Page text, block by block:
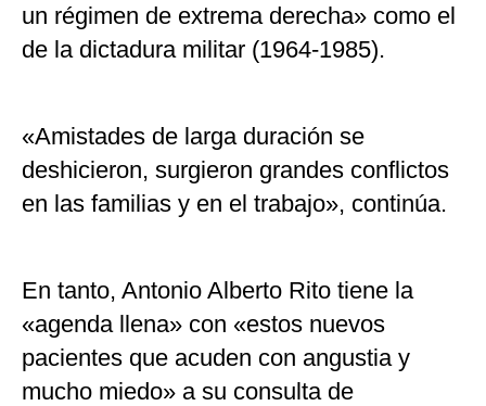
un régimen de extrema derecha» como el
de la dictadura militar (1964-1985).
«Amistades de larga duración se
deshicieron, surgieron grandes conflictos
en las familias y en el trabajo», continúa.
En tanto, Antonio Alberto Rito tiene la
«agenda llena» con «estos nuevos
pacientes que acuden con angustia y
mucho miedo» a su consulta de